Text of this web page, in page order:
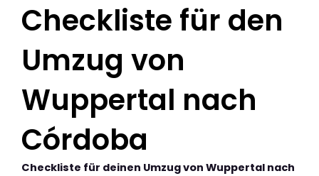
Checkliste für den
Umzug von
Wuppertal nach
Córdoba
Checkliste für deinen Umzug von Wuppertal nach